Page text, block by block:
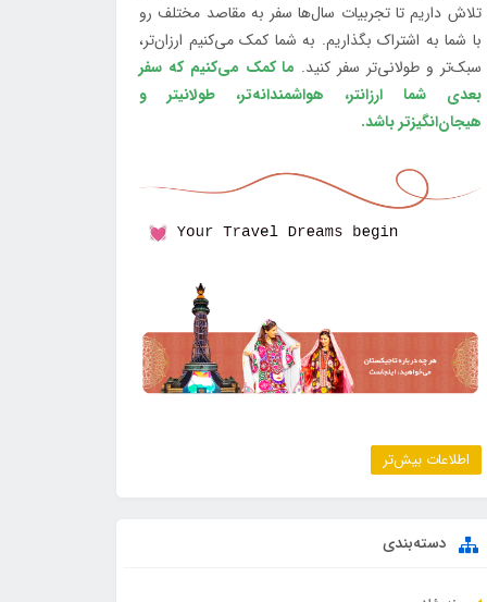
تلاش داریم تا تجربیات سال‌ها سفر به مقاصد مختلف رو
با شما به اشتراک بگذاریم. به شما کمک می‌کنیم ارزان‌تر،
سبک‌تر و طولانی‌تر سفر کنید. ما کمک می‌کنیم که سفر
بعدی شما ارزانتر، هواشمندانه‌تر، طولانی‎تر و
هیجان‌انگیزتر باشد.
اطلاعات بیش‌تر
دسته‌بندی